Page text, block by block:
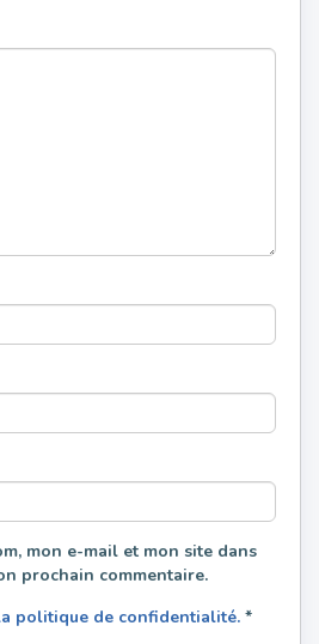
mon e-mail et mon site dans
prochain commentaire.
politique de confidentialité. *